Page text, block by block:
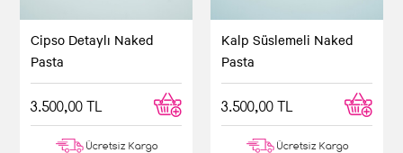
Cipso Detaylı Naked
Pasta
3.500,00 TL
Ücretsiz Kargo
Kalp Süslemeli Naked
Pasta
3.500,00 TL
Ücretsiz Kargo